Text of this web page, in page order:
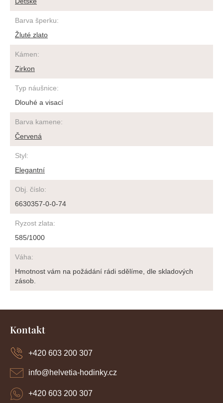
Barva šperku:
Žluté zlato
Kámen:
Zirkon
Typ náušnice:
Dlouhé a visací
Barva kamene:
Červená
Styl:
Elegantní
Obj. číslo:
6630357-0-0-74
Ryzost zlata:
585/1000
Váha:
Hmotnost vám na požádání rádi sdělíme, dle skladových
zásob.
Kontakt
info@helvetia-hodinky.cz
+420 603 200 307
+420 603 200 307